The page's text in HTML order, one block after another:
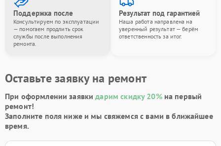
Поддержка после
Консультируем по эксплуатации
— помогаем продлить срок
службы после выполнения
ремонта.
Результат под гарантией
Наша работа направлена на
уверенный результат — берём
ответственность за итог.
Оставьте заявку на ремонт
При оформлении заявкидарим скидку 20%на первый
ремонт!
Заполните поля ниже и мы свяжемся с вами в ближайшее
время.